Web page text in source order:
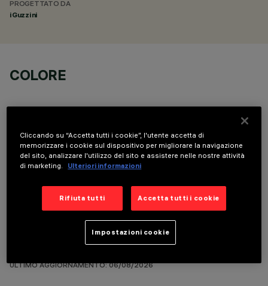
PROGETTATO DA
iGuzzini
COLORE
COMPONENTI OPZIONALI
DATI TECNICI
ULTIMO AGGIORNAMENTO: 06/08/2026
Cliccando su “Accetta tutti i cookie”, l'utente accetta di
memorizzare i cookie sul dispositivo per migliorare la navigazione
del sito, analizzare l'utilizzo del sito e assistere nelle nostre attività
di marketing.
Ulteriori informazioni
Rifiuta tutti Accetta tutti i cookie
Impostazioni cookie